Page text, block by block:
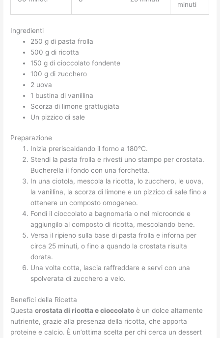
minuti
Ingredienti
250 g di pasta frolla
500 g di ricotta
150 g di cioccolato fondente
100 g di zucchero
2 uova
1 bustina di vanillina
Scorza di limone grattugiata
Un pizzico di sale
Preparazione
Inizia preriscaldando il forno a 180°C.
Stendi la pasta frolla e rivesti uno stampo per crostata.
Bucherella il fondo con una forchetta.
In una ciotola, mescola la ricotta, lo zucchero, le uova,
la vanillina, la scorza di limone e un pizzico di sale fino a
ottenere un composto omogeneo.
Fondi il cioccolato a bagnomaria o nel microonde e
aggiungilo al composto di ricotta, mescolando bene.
Versa il ripieno sulla base di pasta frolla e inforna per
circa 25 minuti, o fino a quando la crostata risulta
dorata.
Una volta cotta, lascia raffreddare e servi con una
spolverata di zucchero a velo.
Benefici della Ricetta
Questacrostata di ricotta e cioccolato è un dolce altamente
nutriente, grazie alla presenza della ricotta, che apporta
proteine e calcio. È un’ottima scelta per chi cerca un dessert